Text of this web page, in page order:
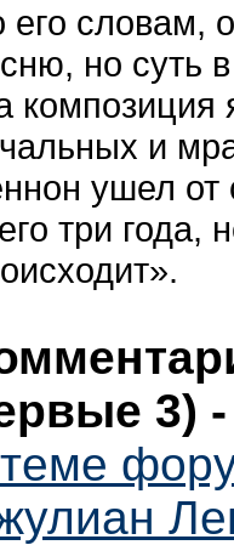
его словам,
но суть
и
ушел
три года,
3)